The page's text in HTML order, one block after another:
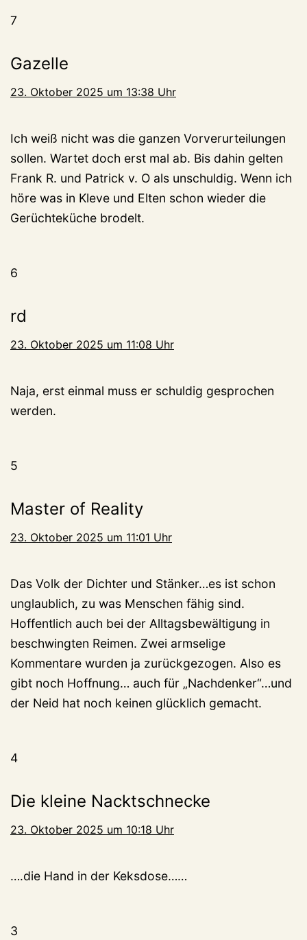
7
Gazelle
23. Oktober 2025 um 13:38 Uhr
Ich weiß nicht was die ganzen Vorverurteilungen
sollen. Wartet doch erst mal ab. Bis dahin gelten
Frank R. und Patrick v. O als unschuldig. Wenn ich
höre was in Kleve und Elten schon wieder die
Gerüchteküche brodelt.
6
rd
23. Oktober 2025 um 11:08 Uhr
Naja, erst einmal muss er schuldig gesprochen
werden.
5
Master of Reality
23. Oktober 2025 um 11:01 Uhr
Das Volk der Dichter und Stänker…es ist schon
unglaublich, zu was Menschen fähig sind.
Hoffentlich auch bei der Alltagsbewältigung in
beschwingten Reimen. Zwei armselige
Kommentare wurden ja zurückgezogen. Also es
gibt noch Hoffnung… auch für „Nachdenker“…und
der Neid hat noch keinen glücklich gemacht.
4
Die kleine Nacktschnecke
23. Oktober 2025 um 10:18 Uhr
….die Hand in der Keksdose……
3